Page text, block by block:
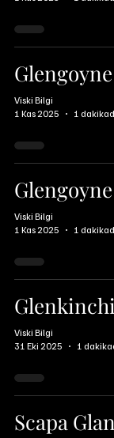
Glengoyne
Viski Bilgi
1 Kas 2025
1
Glengoyne
Viski Bilgi
1 Kas 2025
1
Viski Bilgi
31 Eki 2025
1
Scapa